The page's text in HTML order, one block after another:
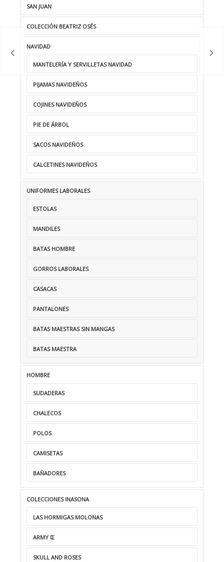
SAN JUAN
COLECCIÓN BEATRIZ OSÉS
NAVIDAD
MANTELERÍA Y SERVILLETAS NAVIDAD
PIJAMAS NAVIDEÑOS
COJINES NAVIDEÑOS
PIE DE ÁRBOL
SACOS NAVIDEÑOS
CALCETINES NAVIDEÑOS
UNIFORMES LABORALES
ESTOLAS
MANDILES
BATAS HOMBRE
GORROS LABORALES
CASACAS
PANTALONES
BATAS MAESTRAS SIN MANGAS
BATAS MAESTRA
HOMBRE
SUDADERAS
CHALECOS
POLOS
CAMISETAS
BAÑADORES
COLECCIONES INASONA
LAS HORMIGAS MOLONAS
ARMY ΙΣ
SKULL AND ROSES